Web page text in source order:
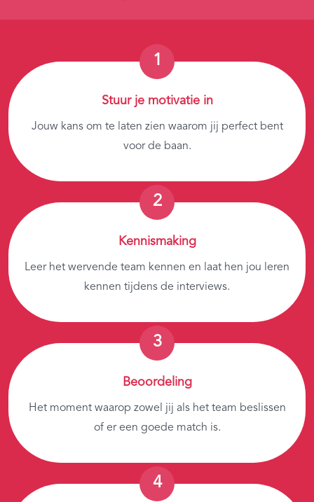
Stuur je motivatie in
Jouw kans om te laten zien waarom jij perfect bent
voor de baan.
Kennismaking
Leer het wervende team kennen en laat hen jou leren
kennen tijdens de interviews.
Beoordeling
Het moment waarop zowel jij als het team beslissen
of er een goede match is.